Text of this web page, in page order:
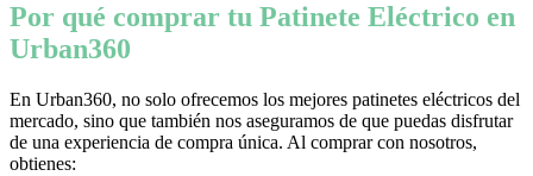
Por qué comprar tu Patinete Eléctrico en
Urban360
En Urban360, no solo ofrecemos los mejores patinetes eléctricos del
mercado, sino que también nos aseguramos de que puedas disfrutar
de una experiencia de compra única. Al comprar con nosotros,
obtienes: